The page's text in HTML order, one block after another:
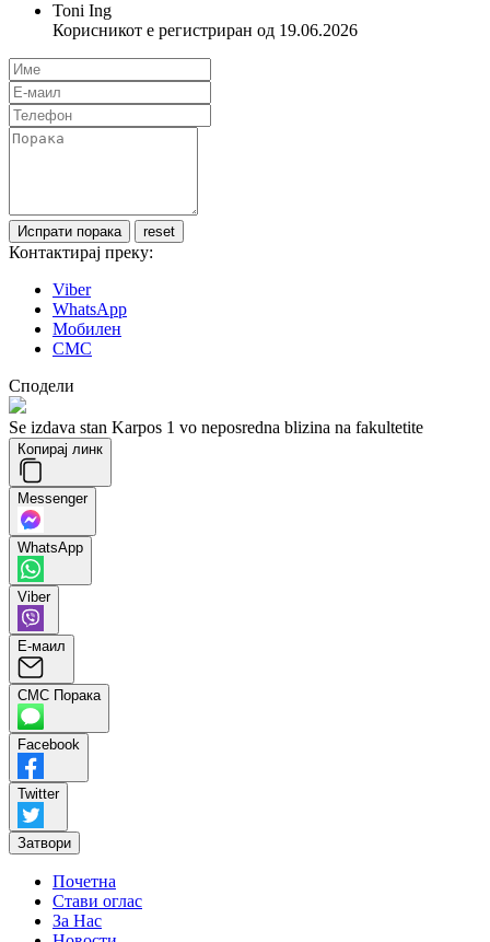
Toni Ing
Корисникот е регистриран од 19.06.2026
Контактирај преку:
Viber
WhatsApp
Мобилен
СМС
Сподели
Se izdava stan Karpos 1 vo neposredna blizina na fakultetite
Копирај линк
Messenger
WhatsApp
Viber
Е-маил
СМС Порака
Facebook
Twitter
Затвори
Почетна
Стави оглас
За Нас